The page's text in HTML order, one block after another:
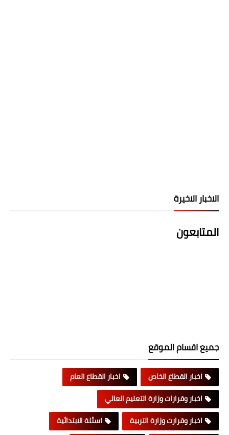
الاخبار الاخيرة
المتابعون
جميع اقسام الموقع
اخبار القطاع الخاص
اخبار القطاع العام
اخبار وقرارات وزارة التعليم العالي
اخبار وقرارت وزارة التربية
اسئلة الابتدائية